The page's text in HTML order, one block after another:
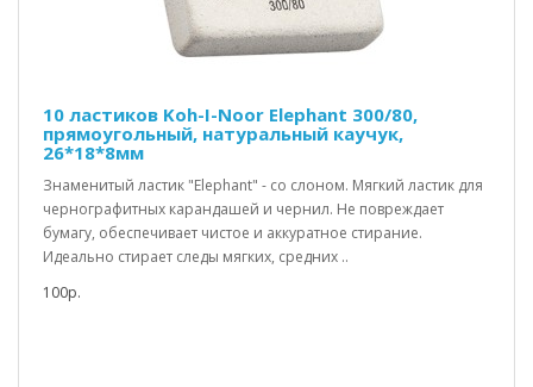
10 ластиков Koh-I-Noor Elephant 300/80,
прямоугольный, натуральный каучук,
26*18*8мм
Знаменитый ластик "Elephant" - со слоном. Мягкий ластик для
чернографитных карандашей и чернил. Не повреждает
бумагу, обеспечивает чистое и аккуратное стирание.
Идеально стирает следы мягких, средних ..
100р.